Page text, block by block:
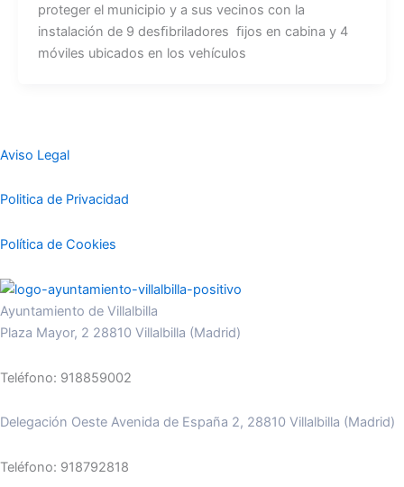
proteger el municipio y a sus vecinos con la
instalación de 9 desﬁbriladores ﬁjos en cabina y 4
móviles ubicados en los vehículos
Aviso Legal
Politica de Privacidad
Política de Cookies
Ayuntamiento de Villalbilla
Plaza Mayor, 2 28810 Villalbilla (Madrid)
Teléfono: 918859002
Delegación Oeste Avenida de España 2, 28810 Villalbilla (Madrid)
Teléfono: 918792818